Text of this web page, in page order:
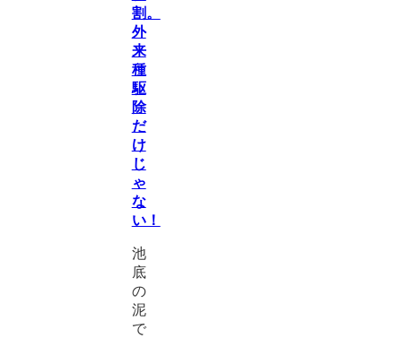
割。
外
来
種
駆
除
だ
け
じ
ゃ
な
い！
池
底
の
泥
で